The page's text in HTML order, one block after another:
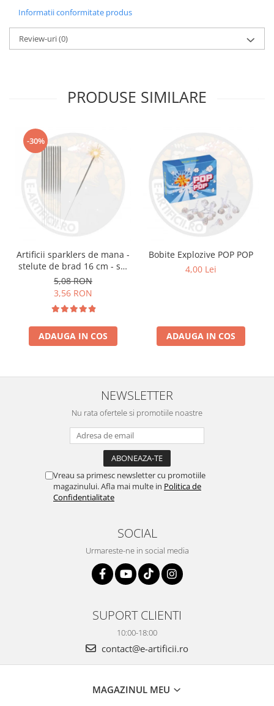
Informatii conformitate produs
Review-uri(0)
PRODUSE SIMILARE
-30%
Artificii sparklers de mana -
stelute de brad 16 cm - set
10 buc
5,08 RON
3,56 RON
ADAUGA IN COS
Bobite Explozive POP POP
4,00 Lei
ADAUGA IN COS
NEWSLETTER
Nu rata ofertele si promotiile noastre
Vreau sa primesc newsletter cu promotiile
magazinului. Afla mai multe in Politica de
Confidentialitate
SOCIAL
Urmareste-ne in social media
SUPORT CLIENTI
10:00-18:00
contact@e-artificii.ro
MAGAZINUL MEU